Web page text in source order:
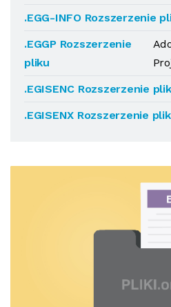
.EGG-INFO Rozszerzenie
.EGGP Rozszerzenie
pliku
.EGISENC Rozszerzenie
.EGISENX Rozszerzenie